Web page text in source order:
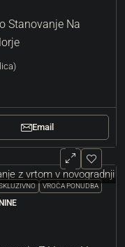
Stanovanje Na
Email
VROČA PONUDBA